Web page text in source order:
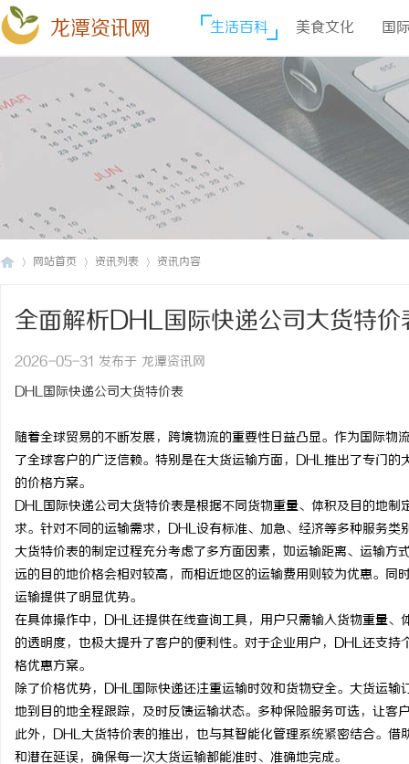
龙潭资讯网 生活百科 美食文化 国
网站首页 资讯列表 资讯内容
全面解析DHL国际快递公司大货特价
2026-05-31 发布于 龙潭资讯网
DHL国际快递公司大货特价表
随着全球贸易的不断发展，跨境物流的重要性日益凸显。作为国际
了全球客户的广泛信赖。特别是在大货运输方面，DHL推出了专门
的价格方案。
DHL国际快递公司大货特价表是根据不同货物重量、体积及目的地
求。针对不同的运输需求，DHL设有标准、加急、经济等多种服务类
大货特价表的制定过程充分考虑了多方面因素，如运输距离、运输
远的目的地价格会相对较高，而相近地区的运输费用则较为优惠。
运输提供了明显优势。
在具体操作中，DHL还提供在线查询工具，用户只需输入货物重量
的透明度，也极大提升了客户的便利性。对于企业用户，DHL还支
格优惠方案。
除了价格优势，DHL国际快递还注重运输时效和货物安全。大货运
地到目的地全程跟踪，及时反馈运输状态。多种保险服务可选，让客
此外，DHL大货特价表的推出，也与其智能化管理系统紧密结合。
和潜在延误，确保每一次大货运输都能准时、准确地完成。